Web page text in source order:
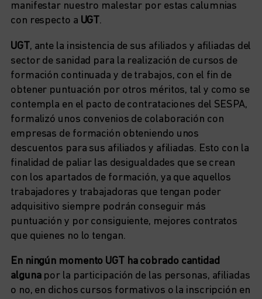
manifestar nuestro malestar por estas calumnias
con respecto a UGT .
UGT, ante la insistencia de sus afiliados y afiliadas del
sector de sanidad para la realización de cursos de
formación continuada y de trabajos, con el fin de
obtener puntuación por otros méritos, tal y como se
contempla en el pacto de contrataciones del SESPA,
formalizó unos convenios de colaboración con
empresas de formación obteniendo unos
descuentos para sus afiliados y afiliadas. Esto con la
finalidad de paliar las desigualdades que se crean
con los apartados de formación, ya que aquellos
trabajadores y trabajadoras que tengan poder
adquisitivo siempre podrán conseguir más
puntuación y por consiguiente, mejores contratos
que quienes no lo tengan.
En ningún momento UGT ha cobrado cantidad
algunapor la participación de las personas, afiliadas
o no, en dichos cursos formativos o la inscripción en